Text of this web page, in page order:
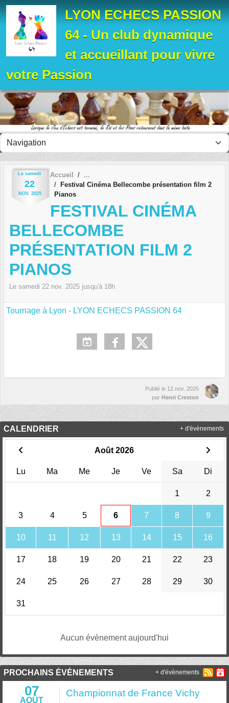
LYON ECHECS PASSION
64 - Un club dynamique
et accueillant pour vivre
votre Passion
Le samedi
22
NOV. 2025
Accueil
Festival Cinéma Bellecombe présentation film 2
Pianos
FESTIVAL CINÉMA
BELLECOMBE
PRÉSENTATION FILM 2
PIANOS
Le samedi 22 nov. 2025 jusqu'à 18h
Tournage à Lyon - LYON ECHECS PASSION 64
Publié le 12 nov. 2025
par Henri Creston
CALENDRIER
Août 2026
Lu Ma Me Je Ve Sa Di
1 2
3 4 5 6 7 8 9
10 11 12 13 14 15 16
17 18 19 20 21 22 23
24 25 26 27 28 29 30
31
Aucun évènement aujourd'hui
+ d'évènements
PROCHAINS ÉVÉNEMENTS
07
AOÛT
Championnat de France Vichy
+ d'évènements
Panneau de gestion des cookies